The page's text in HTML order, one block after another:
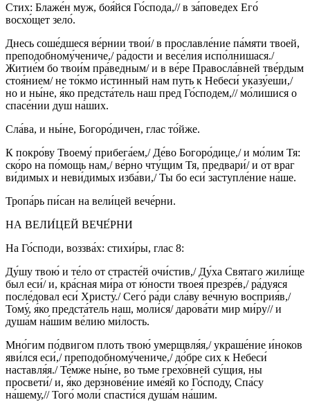
Стих: Блаже́н муж, боя́йся Го́спода,// в за́поведех Его́
восхо́щет зело́.
Днесь соше́дшеся ве́рнии твои́/ в прославле́ние па́мяти твоей,
преподобному́чениче,/ ра́дости и весе́лия испо́лнишася./
Житие́м бо твои́м пра́ведным/ и в ве́ре Правосла́вней тве́рдым
стоя́нием/ не то́кмо и́стинный нам путь к Небеси́ указу́еши,/
но и ны́не, я́ко предста́тель наш пред Го́сподем,// мо́лишися о
спасе́нии душ на́ших.
Сла́ва, и ны́не, Богоро́дичен, глас то́йже.
К покро́ву Твоему́ прибега́ем,/ Де́во Богоро́дице,/ и мо́лим Тя:
ско́ро на по́мощь нам,/ ве́рно чту́щим Тя, предвари́/ и от враг
ви́димых и неви́димых изба́ви,/ Ты бо еси́ заступле́ние на́ше.
Тропа́рь пи́сан на вели́цей вече́рни.
НА ВЕЛИ́ЦЕЙ ВЕЧЕ́РНИ
На Го́споди, воззва́х: стихи́ры, глас 8:
Ду́шу твою́ и те́ло от страсте́й очи́стив,/ Ду́ха Святаго жили́ще
был еси́/ и, кра́сная ми́ра от ю́ности твоея́ презре́в,/ ра́дуяся
после́довал еси́ Христу́./ Сего́ ра́ди сла́ву ве́чную восприя́в,/
Тому́, я́ко предста́тель наш, моли́ся/ дарова́ти мир ми́ру// и
душа́м на́шим ве́лию ми́лость.
Мно́гим по́двигом плоть твою́ умерщвля́я,/ украше́ние и́ноков
яви́лся еси́,/ преподобному́чениче,/ до́бре сих к Небеси́
наставля́я./ Те́мже ны́не, во тьме грехо́вней су́щия, ны
просвети́/ и, я́ко дерзнове́ние име́яй ко Го́споду, Спа́су
на́шему,// Того́ моли́ спасти́ся душа́м на́шим.